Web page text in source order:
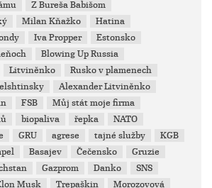
Z Bureša Babišom
Milan Kňažko
Hatina
Iva Propper
Estonsko
Blowing Up Russia
Litviněnko
Rusko v plamenech
Alexander Litviněnko
FSB
Můj stát moje firma
biopaliva řepka
NATO
GRU agrese tajné služby
KGB
Basajev Čečensko
Gruzie
Gazprom Danko
SNS
Musk Trepaškin Morozovová